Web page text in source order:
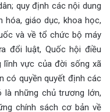
quy định các nội dung
hóa, giáo dục, khoa học,
và về tổ chức bộ máy
đổi luật, Quốc hội điều
lĩnh vực của đời sống xã
có quyền quyết định các
những chủ trương lớn,
chính sách cơ bản về